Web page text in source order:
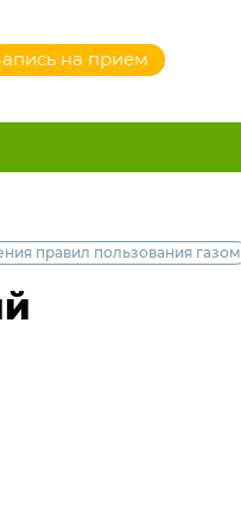
на прием
правил пользования газом